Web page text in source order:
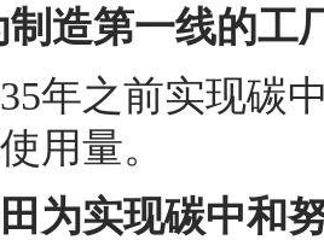
第一线的工
之前实现碳中
用量。
实现碳中和努